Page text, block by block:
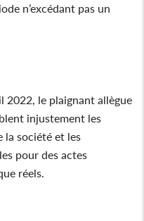
n’excédant pas un
2022, le plaignant allègue
injustement les
la société et les
pour des actes
réels.